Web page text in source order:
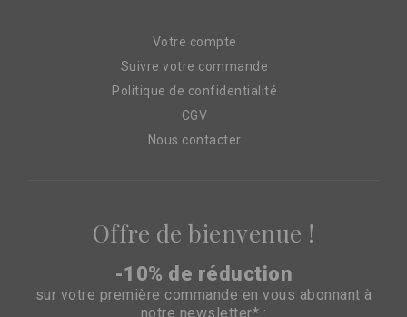
Votre compte
Suivre votre commande
Politique de confidentialité
CGV
Nous contacter
Offre de bienvenue !
-10% de réduction
sur votre première commande en vous abonnant à
notre newsletter* :